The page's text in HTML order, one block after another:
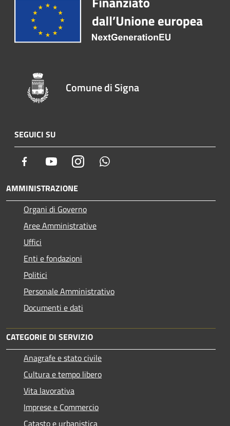
Comune di Signa
SEGUICI SU
Facebook YoutubeInstagram
AMMINISTRAZIONE
Organi di Governo
Aree Amministrative
Uffici
Enti e fondazioni
Politici
Personale Amministrativo
Documenti e dati
CATEGORIE DI SERVIZIO
Anagrafe e stato civile
Cultura e tempo libero
Vita lavorativa
Imprese e Commercio
Catasto e urbanistica